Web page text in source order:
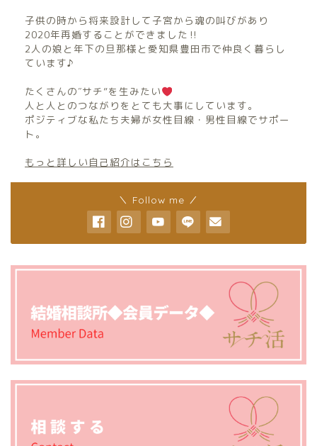
子供の時から将来設計して子宮から魂の叫びがあり
2020年再婚することができました‼︎
2人の娘と年下の旦那様と愛知県豊田市で仲良く暮らし
ています♪
たくさんの″サチ”を生みたい
人と人とのつながりをとても大事にしています。
ポジティブな私たち夫婦が女性目線・男性目線でサポー
ト。
もっと詳しい自己紹介はこちら
＼ Follow me ／